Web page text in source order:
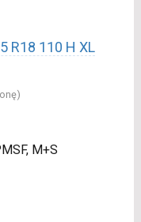
R18 110 H XL
M+S